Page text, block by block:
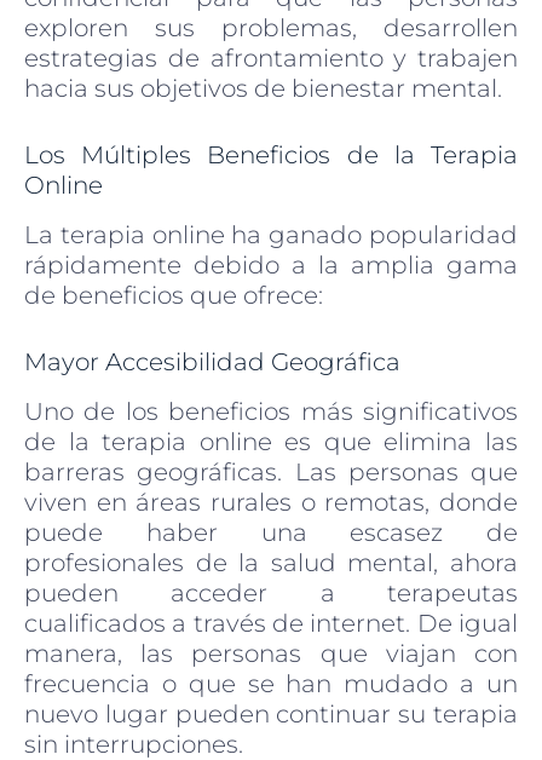
exploren sus problemas, desarrollen
estrategias de afrontamiento y trabajen
hacia sus objetivos de bienestar mental.
Los Múltiples Beneficios de la Terapia
Online
La terapia online ha ganado popularidad
rápidamente debido a la amplia gama
de beneficios que ofrece:
Mayor Accesibilidad Geográfica
Uno de los beneficios más significativos
de la terapia online es que elimina las
barreras geográficas. Las personas que
viven en áreas rurales o remotas, donde
puede haber una escasez de
profesionales de la salud mental, ahora
pueden acceder a terapeutas
cualificados a través de internet. De igual
manera, las personas que viajan con
frecuencia o que se han mudado a un
nuevo lugar pueden continuar su terapia
sin interrupciones.